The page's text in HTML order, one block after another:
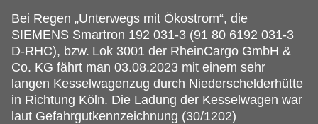
Bei Regen „Unterwegs mit Ökostrom“, die
SIEMENS Smartron 192 031-3 (91 80 6192 031-3
D-RHC), bzw. Lok 3001 der RheinCargo GmbH &
Co. KG fährt man 03.08.2023 mit einem sehr
langen Kesselwagenzug durch Niederschelderhütte
in Richtung Köln. Die Ladung der Kesselwagen war
laut Gefahrgutkennzeichnung (30/1202)